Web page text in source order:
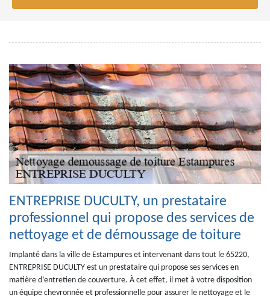
ENTREPRISE DUCULTY, un prestataire
professionnel qui propose des services de
nettoyage et de démoussage de toiture
Implanté dans la ville de Estampures et intervenant dans tout le 65220,
ENTREPRISE DUCULTY est un prestataire qui propose ses services en
matière d’entretien de couverture. À cet effet, il met à votre disposition
un équipe chevronnée et professionnelle pour assurer le nettoyage et le